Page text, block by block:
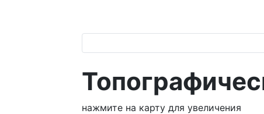
нажмите на карту для увеличения